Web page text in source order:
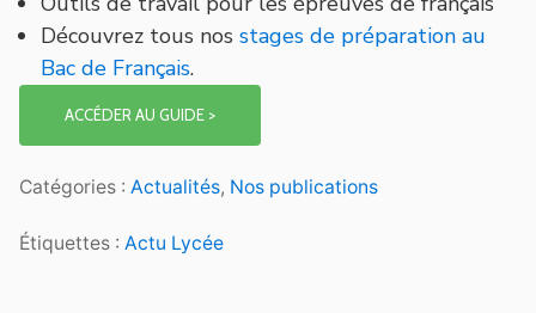
Découvrez tous nos stages de préparation au
Bac de Français.
ACCÉDER AU GUIDE >
Catégories : Actualités, Nos publications
Étiquettes : Actu Lycée